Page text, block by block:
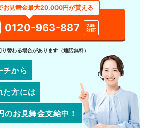
お見舞金最大20,000円が貰える
0120-963-887
24h
対応
替わる場合があります（通話無料）
チから
た方には
のお見舞金支給中！